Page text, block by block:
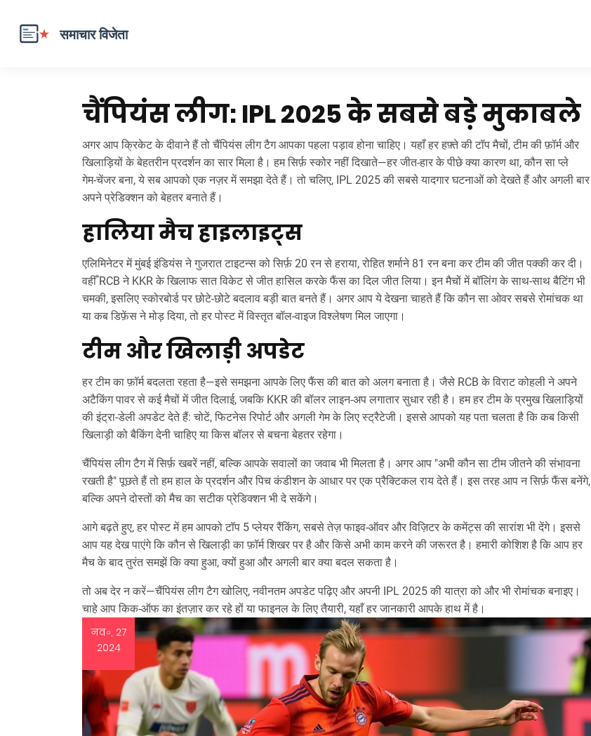
चैंपियंस लीग: IPL 2025 के सबसे बड़े मुकाबले
अगर आप क्रिकेट के दीवाने हैं तो चैंपियंस लीग टैग आपका पहला पड़ाव होना चाहिए। यहाँ हर हफ़्ते की टॉप मैचों, टीम की फ़ॉर्म और
खिलाड़ियों के बेहतरीन प्रदर्शन का सार मिला है। हम सिर्फ़ स्कोर नहीं दिखाते—हर जीत‑हार के पीछे क्या कारण था, कौन सा प्ले
गेम‑चेंजर बना, ये सब आपको एक नज़र में समझा देते हैं। तो चलिए, IPL 2025 की सबसे यादगार घटनाओं को देखते हैं और अगली बार
अपने प्रेडिक्शन को बेहतर बनाते हैं।
हालिया मैच हाइलाइट्स
एलिमिनेटर में मुंबई इंडियंस ने गुजरात टाइटन्स को सिर्फ़ 20 रन से हराया, रोहित शर्माने 81 रन बना कर टीम की जीत पक्की कर दी।
वहीँ RCB ने KKR के खिलाफ सात विकेट से जीत हासिल करके फैंस का दिल जीत लिया। इन मैचों में बॉलिंग के साथ‑साथ बैटिंग भी
चमकी, इसलिए स्कोरबोर्ड पर छोटे‑छोटे बदलाव बड़ी बात बनते हैं। अगर आप ये देखना चाहते हैं कि कौन सा ओवर सबसे रोमांचक था
या कब डिफ़ेंस ने मोड़ दिया, तो हर पोस्ट में विस्तृत बॉल‑वाइज विश्लेषण मिल जाएगा।
टीम और खिलाड़ी अपडेट
हर टीम का फ़ॉर्म बदलता रहता है—इसे समझना आपके लिए फैंस की बात को अलग बनाता है। जैसे RCB के विराट कोहली ने अपने
अटैकिंग पावर से कई मैचों में जीत दिलाई, जबकि KKR की बॉलर लाइन‑अप लगातार सुधार रही है। हम हर टीम के प्रमुख खिलाड़ियों
की इंट्रा‑डेली अपडेट देते हैं: चोटें, फिटनेस रिपोर्ट और अगली गेम के लिए स्ट्रैटेजी। इससे आपको यह पता चलता है कि कब किसी
खिलाड़ी को बैकिंग देनी चाहिए या किस बॉलर से बचना बेहतर रहेगा।
चैंपियंस लीग टैग में सिर्फ़ खबरें नहीं, बल्कि आपके सवालों का जवाब भी मिलता है। अगर आप "अभी कौन सा टीम जीतने की संभावना
रखती है" पूछते हैं तो हम हाल के प्रदर्शन और पिच कंडीशन के आधार पर एक प्रैक्टिकल राय देते हैं। इस तरह आप न सिर्फ़ फैंस बनेंगे,
बल्कि अपने दोस्तों को मैच का सटीक प्रेडिक्शन भी दे सकेंगे।
आगे बढ़ते हुए, हर पोस्ट में हम आपको टॉप 5 प्लेयर रैंकिंग, सबसे तेज़ फाइव‑ऑवर और विज़िटर के कमेंट्स की सारांश भी देंगे। इससे
आप यह देख पाएंगे कि कौन से खिलाड़ी का फ़ॉर्म शिखर पर है और किसे अभी काम करने की जरूरत है। हमारी कोशिश है कि आप हर
मैच के बाद तुरंत समझें कि क्या हुआ, क्यों हुआ और अगली बार क्या बदल सकता है।
तो अब देर न करें—चैंपियंस लीग टैग खोलिए, नवीनतम अपडेट पढ़िए और अपनी IPL 2025 की यात्रा को और भी रोमांचक बनाइए।
चाहे आप किक‑ऑफ का इंतज़ार कर रहे हों या फाइनल के लिए तैयारी, यहाँ हर जानकारी आपके हाथ में है।
नव॰, 27
2024